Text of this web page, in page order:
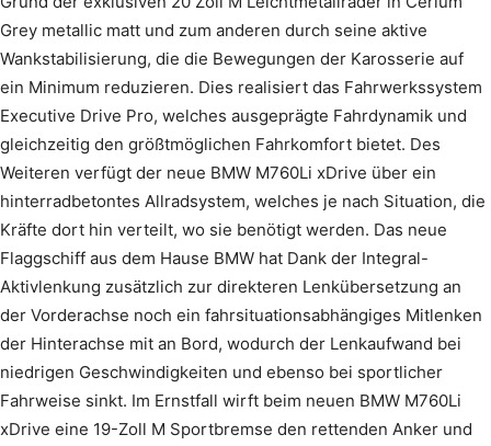
Grey metallic matt und zum anderen durch seine aktive
Wankstabilisierung, die die Bewegungen der Karosserie auf
ein Minimum reduzieren. Dies realisiert das Fahrwerkssystem
Executive Drive Pro, welches ausgeprägte Fahrdynamik und
gleichzeitig den größtmöglichen Fahrkomfort bietet. Des
Weiteren verfügt der neue BMW M760Li xDrive über ein
hinterradbetontes Allradsystem, welches je nach Situation, die
Kräfte dort hin verteilt, wo sie benötigt werden. Das neue
Flaggschiff aus dem Hause BMW hat Dank der Integral-
Aktivlenkung zusätzlich zur direkteren Lenkübersetzung an
der Vorderachse noch ein fahrsituationsabhängiges Mitlenken
der Hinterachse mit an Bord, wodurch der Lenkaufwand bei
niedrigen Geschwindigkeiten und ebenso bei sportlicher
Fahrweise sinkt. Im Ernstfall wirft beim neuen BMW M760Li
xDrive eine 19-Zoll M Sportbremse den rettenden Anker und